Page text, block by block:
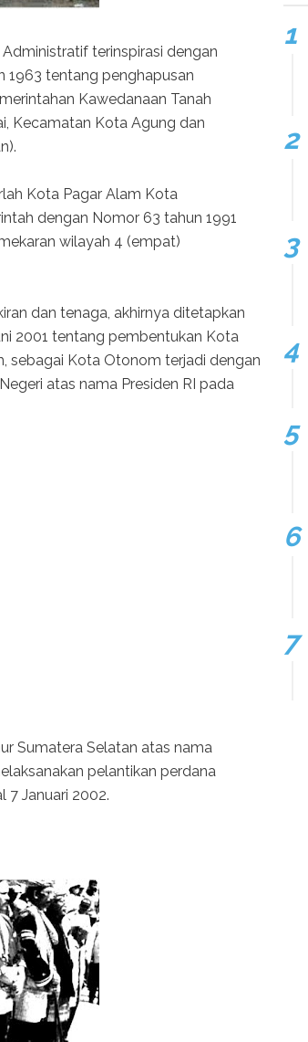
terinspirasi dengan
1963 tentang penghapusan
Kawedanaan Tanah
Kecamatan Kota Agung dan
Kota Pagar Alam Kota
dengan Nomor 63 tahun 1991
wilayah 4 (empat)
dan tenaga, akhirnya ditetapkan
2001 tentang pembentukan Kota
sebagai Kota Otonom terjadi dengan
atas nama Presiden RI pada
Sumatera Selatan atas nama
pelantikan perdana
7 Januari 2002.